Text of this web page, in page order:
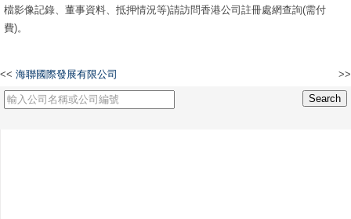
檔影像記錄、董事資料、抵押情況等)請訪問香港公司註冊處網查詢(需付
費)。
<< 海聯國際發展有限公司 >>